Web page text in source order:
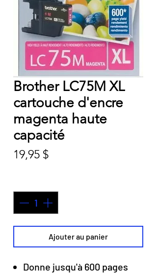
Brother LC75M XL
cartouche d'encre
magenta haute
capacité
19,95 $Prix
Ajouter au panier
Donne jusqu'à 600 pages